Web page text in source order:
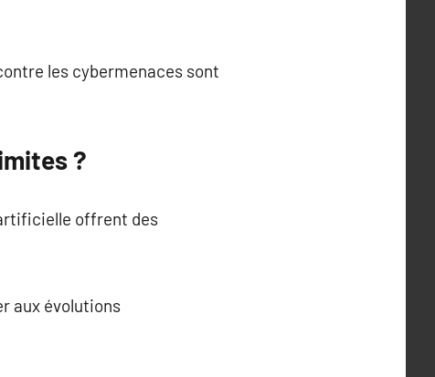
les cybermenaces sont
?
offrent des
aux évolutions